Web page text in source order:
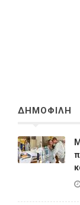
ΔΗΜΟΦΙΛΗ